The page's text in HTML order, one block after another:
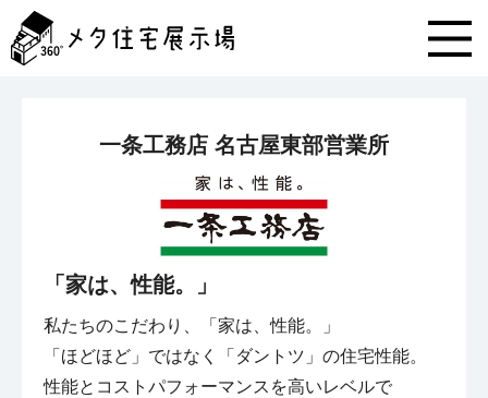
タ
住
一条工務店 名古屋東部営業所
「家は、性能。」
私たちのこだわり、「家は、性能。」
「ほどほど」ではなく「ダントツ」の住宅性能。
性能とコストパフォーマンスを高いレベルで